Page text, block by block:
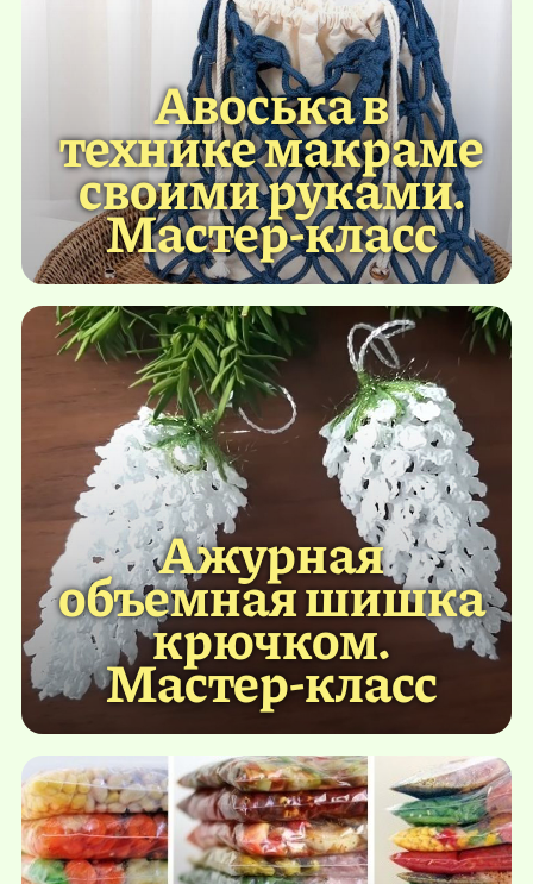
Авоська в
технике макраме
своими руками.
Мастер-класс
Ажурная
объемная шишка
крючком.
Мастер-класс